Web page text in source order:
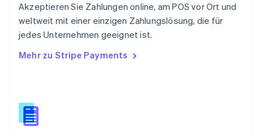
Akzeptieren Sie Zahlungen online, am POS vor Ort und
weltweit mit einer einzigen Zahlungslösung, die für
jedes Unternehmen geeignet ist.
Mehr zu Stripe Payments
Singapur
English简体中文
Slowakei
Slowenien
English
Spanien